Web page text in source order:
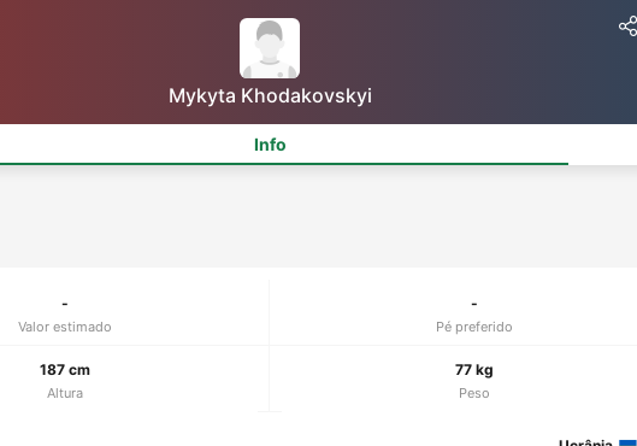
Mykyta Khodakovskyi
Info
-
Valor estimado
-
Pé preferido
187 cm
Altura
77 kg
Peso